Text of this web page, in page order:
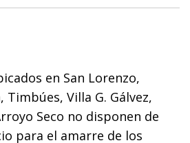
en San Lorenzo,
Villa G. Gálvez,
Seco no disponen de
para el amarre de los